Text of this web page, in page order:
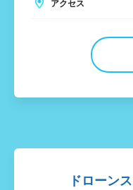
アクセス
ドローン